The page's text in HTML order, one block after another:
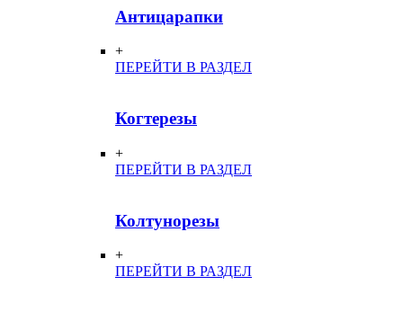
Антицарапки
+
ПЕРЕЙТИ В РАЗДЕЛ
Когтерезы
+
ПЕРЕЙТИ В РАЗДЕЛ
Колтунорезы
+
ПЕРЕЙТИ В РАЗДЕЛ